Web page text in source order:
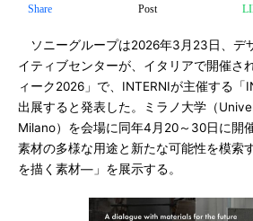
Share Post
ソニーグループは2026年3月23日、デ
イティブセンターが、イタリアで開催さ
ィーク2026」で、INTERNIが主催する「
出展すると発表した。ミラノ大学（
Milano）を会場に同年4月20～30日に開
素材の多様な用途と新たな可能性を模索
を描く素材―」を展示する。